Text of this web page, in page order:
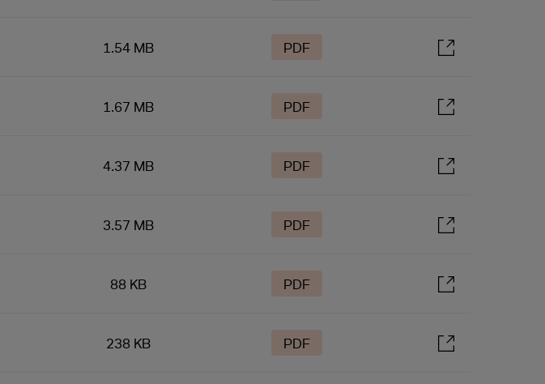
1.54 MB PDF
1.67 MB PDF
4.37 MB PDF
3.57 MB PDF
88 KB PDF
238 KB PDF